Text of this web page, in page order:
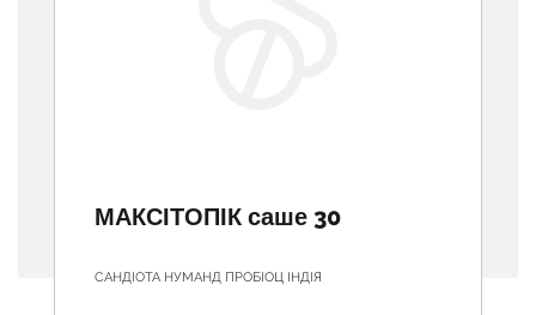
МАКСІТОПІК саше 30
САНДІОТА НУМАНД ПРОБІОЦ ІНДІЯ